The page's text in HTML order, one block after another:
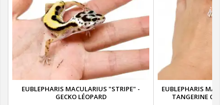
EUBLEPHARIS MACULARIUS "STRIPE" -
GECKO LÉOPARD
EUBLEPHARIS
TANGERINE